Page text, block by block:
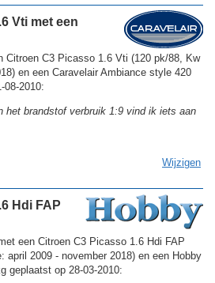
Vti met een
Citroen C3 Picasso 1.6 Vti (120 pk/88, Kw
en een Caravelair Ambiance style 420
08-2010:
het brandstof verbruik 1:9 vind ik iets aan
Wijzigen
Hdi FAP
een Citroen C3 Picasso 1.6 Hdi FAP
april 2009 - november 2018) en een Hobby
geplaatst op 28-03-2010: